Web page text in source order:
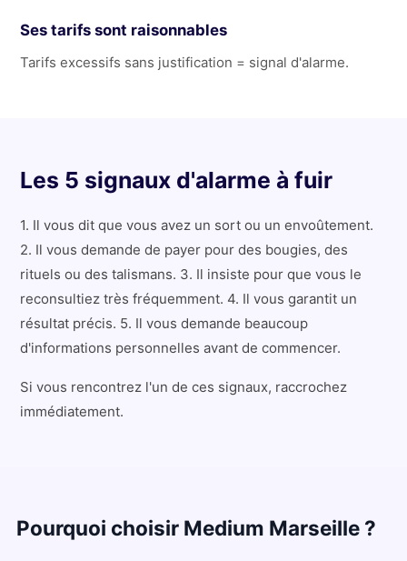
Ses tarifs sont raisonnables
Tarifs excessifs sans justification = signal d'alarme.
Les 5 signaux d'alarme à fuir
1. Il vous dit que vous avez un sort ou un envoûtement.
2. Il vous demande de payer pour des bougies, des
rituels ou des talismans. 3. Il insiste pour que vous le
reconsultiez très fréquemment. 4. Il vous garantit un
résultat précis. 5. Il vous demande beaucoup
d'informations personnelles avant de commencer.
Si vous rencontrez l'un de ces signaux, raccrochez
immédiatement.
Pourquoi choisir Medium Marseille ?